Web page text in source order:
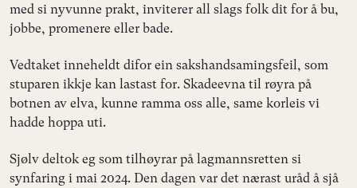
med si nyvunne prakt, inviterer all slags folk dit for å bu,
jobbe, promenere eller bade.
Vedtaket inneheldt difor ein sakshandsamingsfeil, som
stuparen ikkje kan lastast for. Skadeevna til røyra på
botnen av elva, kunne ramma oss alle, same korleis vi
hadde hoppa uti.
Sjølv deltok eg som tilhøyrar på lagmannsretten si
synfaring i mai 2024. Den dagen var det nærast uråd å sjå